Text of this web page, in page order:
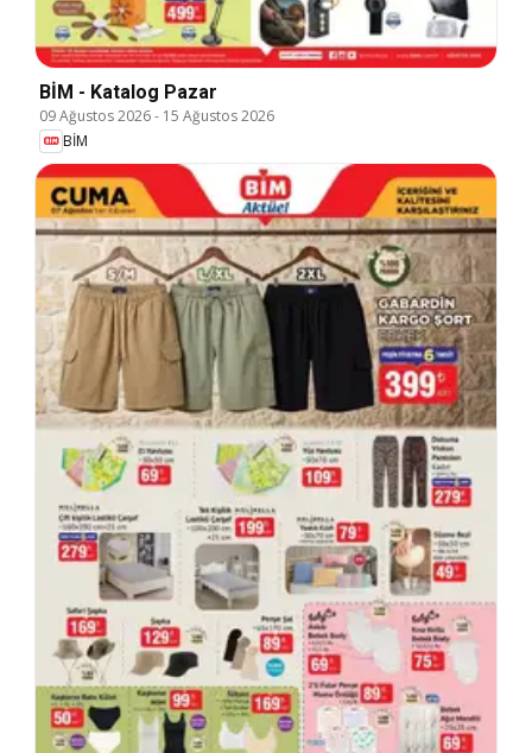
BİM - Katalog Pazar
09 Ağustos 2026- 15 Ağustos 2026
BİM